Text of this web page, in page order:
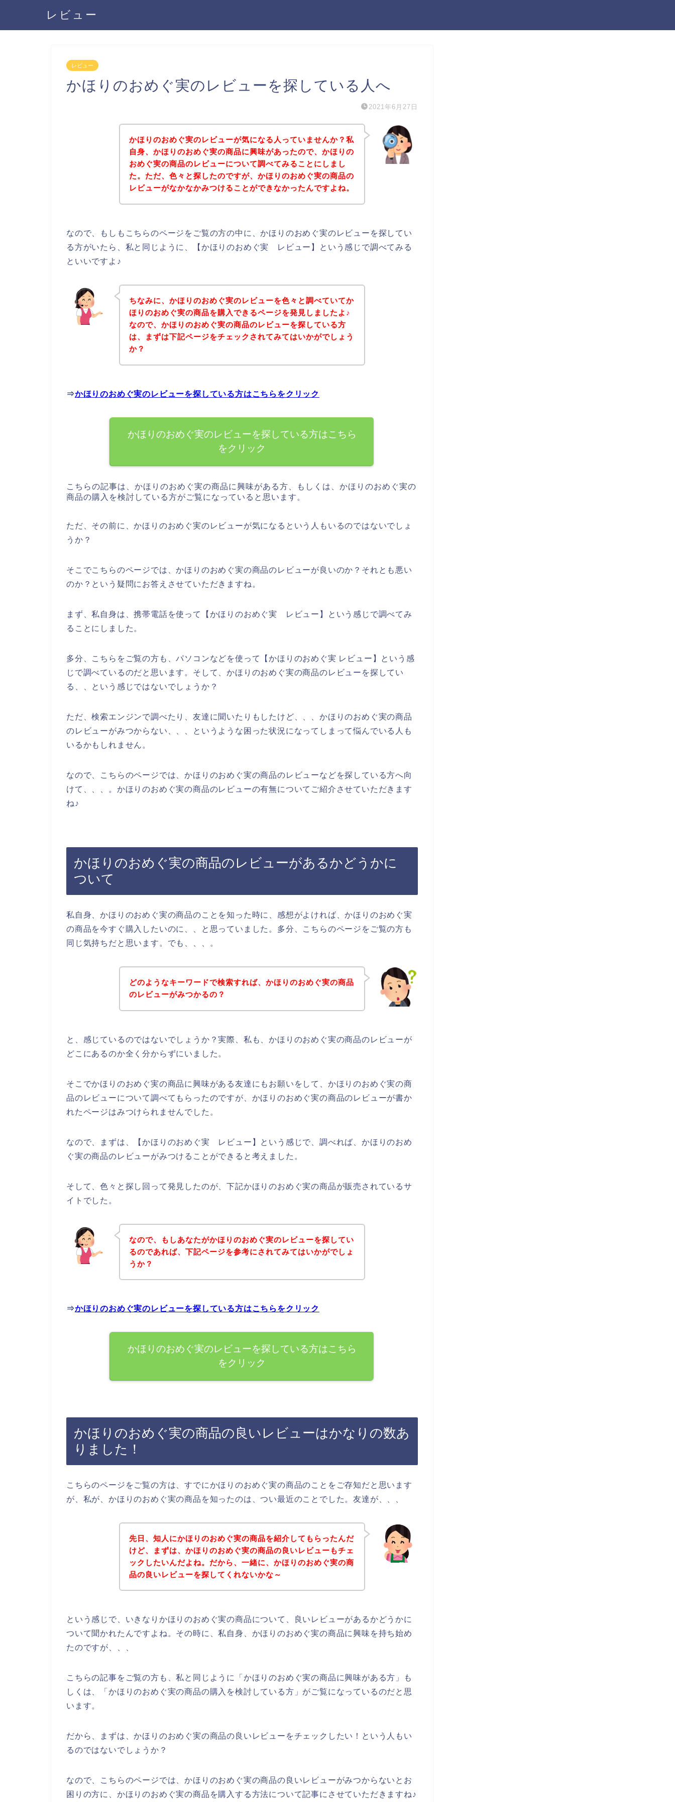
レビュー
レビュー
かほりのおめぐ実のレビューを探している人へ
2021年6月27日
かほりのおめぐ実のレビューが気になる人っていませんか？私
自身、かほりのおめぐ実の商品に興味があったので、かほりの
おめぐ実の商品のレビューについて調べてみることにしまし
た。ただ、色々と探したのですが、かほりのおめぐ実の商品の
レビューがなかなかみつけることができなかったんですよね。
なので、もしもこちらのページをご覧の方の中に、かほりのおめぐ実のレビューを探してい
る方がいたら、私と同じように、【かほりのおめぐ実 レビュー】という感じで調べてみる
といいですよ♪
ちなみに、かほりのおめぐ実のレビューを色々と調べていてか
ほりのおめぐ実の商品を購入できるページを発見しましたよ♪
なので、かほりのおめぐ実の商品のレビューを探している方
は、まずは下記ページをチェックされてみてはいかがでしょう
か？
⇒かほりのおめぐ実のレビューを探している方はこちらをクリック
かほりのおめぐ実のレビューを探している方はこちら
をクリック
こちらの記事は、かほりのおめぐ実の商品に興味がある方、もしくは、かほりのおめぐ実の
商品の購入を検討している方がご覧になっていると思います。
ただ、その前に、かほりのおめぐ実のレビューが気になるという人もいるのではないでしょ
うか？
そこでこちらのページでは、かほりのおめぐ実の商品のレビューが良いのか？それとも悪い
のか？という疑問にお答えさせていただきますね。
まず、私自身は、携帯電話を使って【かほりのおめぐ実 レビュー】という感じで調べてみ
ることにしました。
多分、こちらをご覧の方も、パソコンなどを使って【かほりのおめぐ実 レビュー】という感
じで調べているのだと思います。そして、かほりのおめぐ実の商品のレビューを探してい
る、、という感じではないでしょうか？
ただ、検索エンジンで調べたり、友達に聞いたりもしたけど、、、かほりのおめぐ実の商品
のレビューがみつからない、、、というような困った状況になってしまって悩んでいる人も
いるかもしれません。
なので、こちらのページでは、かほりのおめぐ実の商品のレビューなどを探している方へ向
けて、、、。かほりのおめぐ実の商品のレビューの有無についてご紹介させていただきます
ね♪
かほりのおめぐ実の商品のレビューがあるかどうかに
ついて
私自身、かほりのおめぐ実の商品のことを知った時に、感想がよければ、かほりのおめぐ実
の商品を今すぐ購入したいのに、、と思っていました。多分、こちらのページをご覧の方も
同じ気持ちだと思います。でも、、、。
どのようなキーワードで検索すれば、かほりのおめぐ実の商品
のレビューがみつかるの？
と、感じているのではないでしょうか？実際、私も、かほりのおめぐ実の商品のレビューが
どこにあるのか全く分からずにいました。
そこでかほりのおめぐ実の商品に興味がある友達にもお願いをして、かほりのおめぐ実の商
品のレビューについて調べてもらったのですが、かほりのおめぐ実の商品のレビューが書か
れたページはみつけられませんでした。
なので、まずは、【かほりのおめぐ実 レビュー】という感じで、調べれば、かほりのおめ
ぐ実の商品のレビューがみつけることができると考えました。
そして、色々と探し回って発見したのが、下記かほりのおめぐ実の商品が販売されているサ
イトでした。
なので、もしあなたがかほりのおめぐ実のレビューを探してい
るのであれば、下記ページを参考にされてみてはいかがでしょ
うか？
⇒かほりのおめぐ実のレビューを探している方はこちらをクリック
かほりのおめぐ実のレビューを探している方はこちら
をクリック
かほりのおめぐ実の商品の良いレビューはかなりの数あ
りました！
こちらのページをご覧の方は、すでにかほりのおめぐ実の商品のことをご存知だと思います
が、私が、かほりのおめぐ実の商品を知ったのは、つい最近のことでした。友達が、、、
先日、知人にかほりのおめぐ実の商品を紹介してもらったんだ
けど、まずは、かほりのおめぐ実の商品の良いレビューもチェ
ックしたいんだよね。だから、一緒に、かほりのおめぐ実の商
品の良いレビューを探してくれないかな～
という感じで、いきなりかほりのおめぐ実の商品について、良いレビューがあるかどうかに
ついて聞かれたんですよね。その時に、私自身、かほりのおめぐ実の商品に興味を持ち始め
たのですが、、、
こちらの記事をご覧の方も、私と同じように「かほりのおめぐ実の商品に興味がある方」も
しくは、「かほりのおめぐ実の商品の購入を検討している方」がご覧になっているのだと思
います。
だから、まずは、かほりのおめぐ実の商品の良いレビューをチェックしたい！という人もい
るのではないでしょうか？
なので、こちらのページでは、かほりのおめぐ実の商品の良いレビューがみつからないとお
困りの方に、かほりのおめぐ実の商品を購入する方法について記事にさせていただきますね♪